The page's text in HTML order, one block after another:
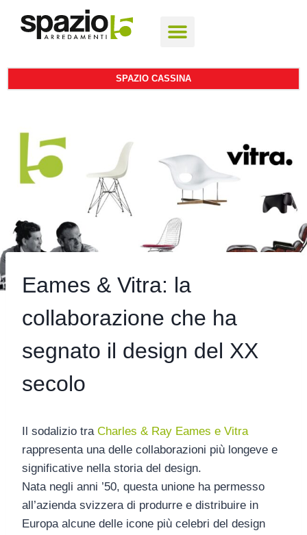
SPAZIO CASSINA
Eames & Vitra: la
collaborazione che ha
segnato il design del XX
secolo
Il sodalizio tra Charles & Ray Eames e Vitra
rappresenta una delle collaborazioni più longeve e
significative nella storia del design.
Nata negli anni ’50, questa unione ha permesso
all’azienda svizzera di produrre e distribuire in
Europa alcune delle icone più celebri del design